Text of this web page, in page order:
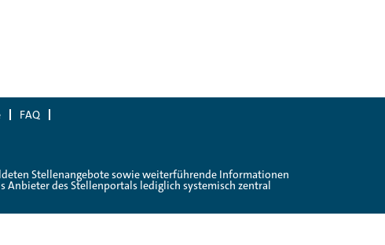
FAQ
Stellenangebote sowie weiterführende Informationen
des Stellenportals lediglich systemisch zentral